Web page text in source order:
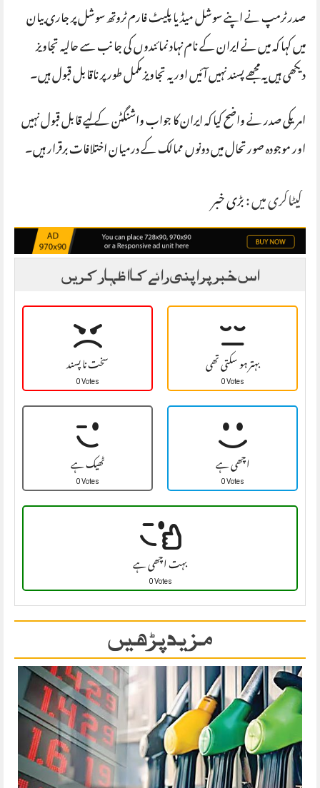
صدر ٹرمپ نے اپنے سوشل میڈیا پلیٹ فارم ٹروتھ سوشل پر جاری بیان
میں کہا کہ میں نے ایران کے نام نہاد نمائندوں کی جانب سے حالیہ تجاویز
دیکھی ہیں یہ مجھے پسند نہیں آئیں اور یہ تجاویز مکمل طور پر ناقابل قبول ہیں۔
امریکی صدر نے واضح کیا کہ ایران کا جواب واشنگٹن کے لیے قابل قبول نہیں
اور موجودہ صورتحال میں دونوں ممالک کے درمیان اختلافات برقرار ہیں۔
کیٹاگری میں :بڑی خبر
اس خبر پر اپنی رائے کا اظہار کریں
سخت نا پسند
0 Votes بہتر ہو سکتی تھی
0 Votes
ٹھیک ہے
0 Votes اچھی ہے
0 Votes
بہت اچھی ہے
0 Votes
مزید پڑھیں